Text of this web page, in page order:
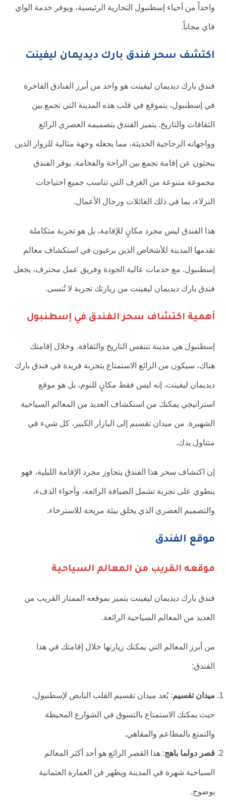
واحداً من أحياء إسطنبول التجارية الرئيسية، ويوفر خدمة الواي
فاي مجاناً.
اكتشف سحر فندق بارك ديديمان ليفينت
فندق بارك ديديمان ليفينت هو واحد من أبرز الفنادق الفاخرة
في إسطنبول، يتموقع في قلب هذه المدينة التي تجمع بين
الثقافات والتاريخ. يتميز الفندق بتصميمه العصري الرائع
وواجهاته الزجاجية الحديثة، مما يجعله وجهة مثالية للزوار الذين
يبحثون عن إقامة تجمع بين الراحة والفخامة. يوفر الفندق
مجموعة متنوعة من الغرف التي تناسب جميع احتياجات
النزلاء، بما في ذلك العائلات ورجال الأعمال.
هذا الفندق ليس مجرد مكانٍ للإقامة، بل هو تجربة متكاملة
تقدمها المدينة للأشخاص الذين يرغبون في استكشاف معالم
إسطنبول. مع خدمات عالية الجودة وفريق عمل محترف، يجعل
فندق بارك ديديمان ليفينت من زيارتك تجربة لا تُنسى.
أهمية اكتشاف سحر الفندق في إسطنبول
إسطنبول هي مدينة تتنفس التاريخ والثقافة. وخلال إقامتك
هناك، سيكون من الرائع الاستمتاع بتجربة فريدة في فندق بارك
ديديمان ليفينت. إنه ليس فقط مكانٍ للنوم، بل هو موقع
استراتيجي يمكنك من استكشاف العديد من المعالم السياحية
الشهيرة. من ميدان تقسيم إلى البازار الكبير، كل شيء في
متناول يدك.
إن اكتشاف سحر هذا الفندق يتجاوز مجرد الإقامة الليلية، فهو
ينطوي على تجربة تشمل الضيافة الرائعة، وأجواء الدفء،
والتصميم العصري الذي يخلق بيئة مريحة للاسترخاء.
موقع الفندق
موقعه القريب من المعالم السياحية
فندق بارك ديديمان ليفينت يتميز بموقعه الممتاز القريب من
العديد من المعالم السياحية الرائعة.
من أبرز المعالم التي يمكنك زيارتها خلال إقامتك في هذا
الفندق:
ميدان تقسيم: يُعد ميدان تقسيم القلب النابض لإسطنبول،
حيث يمكنك الاستمتاع بالتسوق في الشوارع المحيطة
والتمتع بالمطاعم والمقاهي.
قصر دولما باهج: هذا القصر الرائع هو أحد أكثر المعالم
السياحية شهرة في المدينة ويظهر فن العمارة العثمانية
بوضوح.